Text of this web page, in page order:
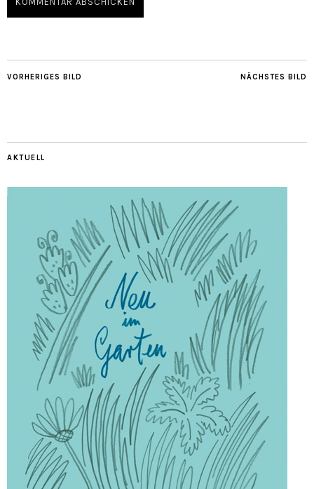
NÄCHSTES BILD
VORHERIGES BILD
AKTUELL